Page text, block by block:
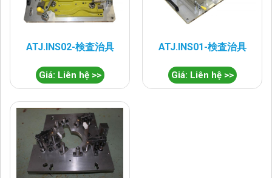
ATJ.INS02-検査治具
Giá: Liên hệ >>
ATJ.INS01-検査治具
Giá: Liên hệ >>